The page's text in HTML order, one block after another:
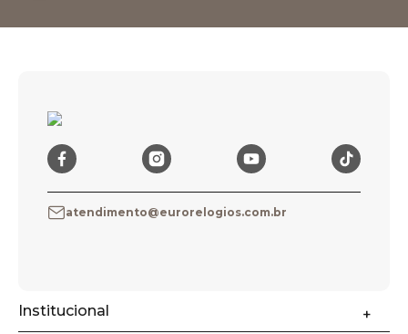
atendimento@eurorelogios.com.br
Institucional